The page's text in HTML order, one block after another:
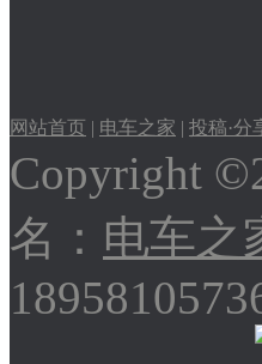
网站首页 | 电车之家 | 投稿·分
Copyright
名： 电车之